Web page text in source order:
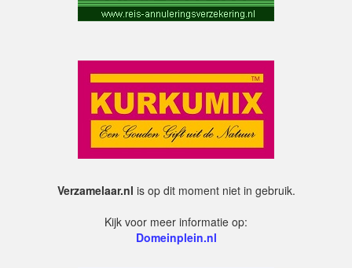
Verzamelaar.nl is op dit moment niet in gebruik.
Kijk voor meer informatie op:
Domeinplein.nl